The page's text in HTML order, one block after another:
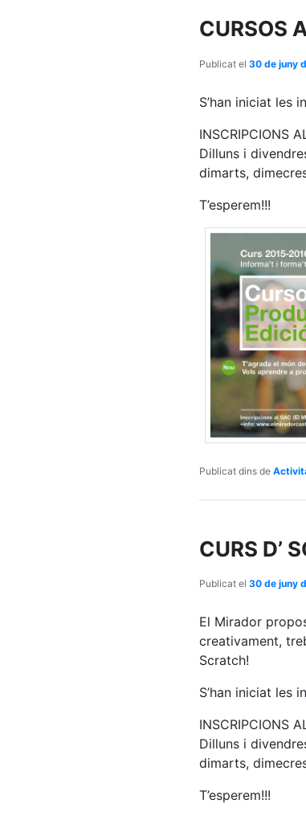
CURSOS
Publicat el 30 de juny
S’han iniciat les
INSCRIPCIONS
Dilluns i
dimarts,
T’esperem!!!
Publicat dins de
CURS D’
Publicat el 30 de juny
El Mirador
creativament,
Scratch!
S’han iniciat les
INSCRIPCIONS
Dilluns i
dimarts,
T’esperem!!!